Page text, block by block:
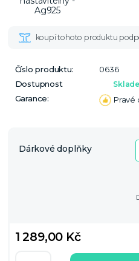
Číslo produktu:
0636
Dostupnost
Garance: Pravé
Dárkové doplňky
1 289,00 Kč